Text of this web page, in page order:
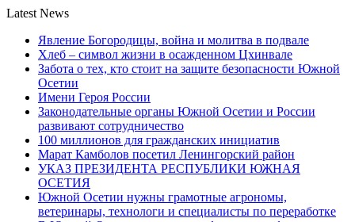
Latest News
Явление Богородицы, война и молитва в подвале
Хлеб – символ жизни в осажденном Цхинвале
Забота о тех, кто стоит на защите безопасности Южной
Осетии
Имени Героя России
Законодательные органы Южной Осетии и России
развивают сотрудничество
100 миллионов для гражданских инициатив
Марат Камболов посетил Ленингорский район
УКАЗ ПРЕЗИДЕНТА РЕСПУБЛИКИ ЮЖНАЯ
ОСЕТИЯ
Южной Осетии нужны грамотные агрономы,
ветеринары, технологи и специалисты по переработке